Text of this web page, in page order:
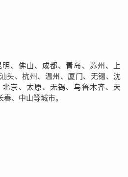
、佛山、成都、青岛、苏州、上
头、杭州、温州、厦门、无锡、沈
京、太原、无锡、乌鲁木齐、天
、中山等城市。